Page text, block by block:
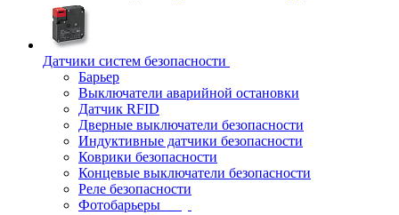
Датчики систем безопасности
Барьер
Выключатели аварийной остановки
Датчик RFID
Дверные выключатели безопасности
Индуктивные датчики безопасности
Коврики безопасности
Концевые выключатели безопасности
Реле безопасности
Фотобарьеры